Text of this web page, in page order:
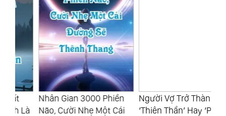
Nhân Gian 3000 Phiền
Não, Cười Nhẹ Một Cái
Người Vợ Trở Thành
‘Thiên Thần’ Hay ‘Phù